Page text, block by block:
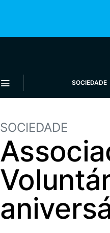
SOCIEDADE
SOCIEDADE